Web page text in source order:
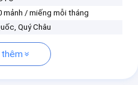
mảnh / miếng mỗi tháng
Quý Châu